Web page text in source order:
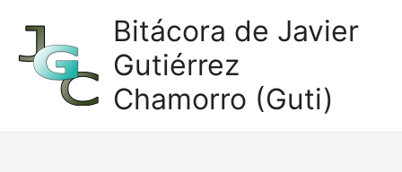
contenido
Bitácora de Javier
Gutiérrez
Chamorro (Guti)